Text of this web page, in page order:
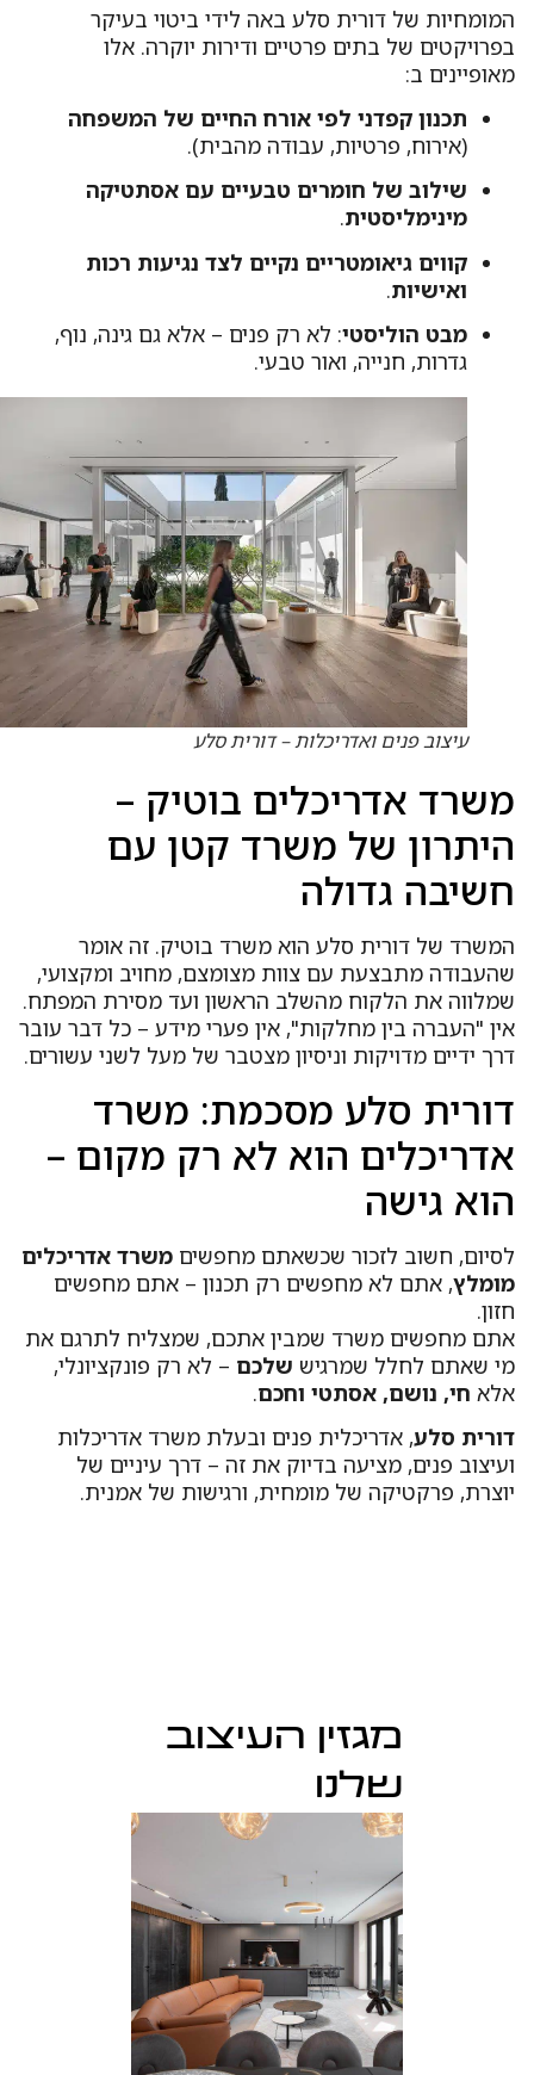
של דורית סלע באה לידי ביטוי בעיקר
של בתים פרטיים ודירות יוקרה. אלו
ב:
תכנון קפדני לפי אורח החיים של המשפחה
(אירוח, פרטיות, עבודה מהבית).
שילוב של חומרים טבעיים עם אסתטיקה
מינימליסטית.
קווים גיאומטריים נקיים לצד נגיעות רכות
ואישיות.
מבט הוליסטי: לא רק פנים – אלא גם גינה, נוף,
גדרות, חנייה, ואור טבעי.
עיצוב פנים ואדריכלות – דורית סלע
אדריכלים בוטיק –
של משרד קטן עם
גדולה
של דורית סלע הוא משרד בוטיק. זה אומר
מתבצעת עם צוות מצומצם, מחויב ומקצועי,
את הלקוח מהשלב הראשון ועד מסירת המפתח.
"העברה בין מחלקות", אין פערי מידע – כל דבר עובר
ידיים מדויקות וניסיון מצטבר של מעל לשני עשורים.
סלע מסכמת: משרד
הוא לא רק מקום –
גישה
חשוב לזכור שכשאתם מחפשיםמשרד אדריכלים
, אתם לא מחפשים רק תכנון – אתם מחפשים
מחפשים משרד שמבין אתכם, שמצליח לתרגם את
שאתם לחלל שמרגיששלכם– לא רק פונקציונלי,
חי, נושם, אסתטי וחכם.
סלע, אדריכלית פנים ובעלת משרד אדריכלות
פנים, מציעה בדיוק את זה – דרך עיניים של
פרקטיקה של מומחית, ורגישות של אמנית.
מגזין העיצוב
שלנו